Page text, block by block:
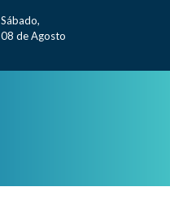
Sábado,
08 de Agosto